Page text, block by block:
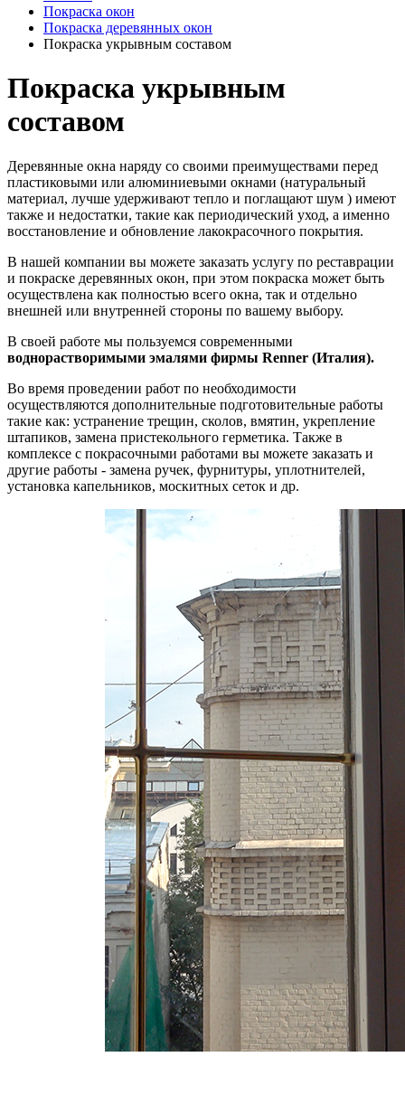
Покраска окон
Покраска деревянных окон
Покраска укрывным составом
Покраска укрывным
составом
Деревянные окна наряду со своими преимуществами перед
пластиковыми или алюминиевыми окнами (натуральный
материал, лучше удерживают тепло и поглащают шум ) имеют
также и недостатки, такие как периодический уход, а именно
восстановление и обновление лакокрасочного покрытия.
В нашей компании вы можете заказать услугу по реставрации
и покраске деревянных окон, при этом покраска может быть
осуществлена как полностью всего окна, так и отдельно
внешней или внутренней стороны по вашему выбору.
В своей работе мы пользуемся современными
воднорастворимыми эмалями фирмы Renner (Италия).
Во время проведении работ по необходимости
осуществляются дополнительные подготовительные работы
такие как: устранение трещин, сколов, вмятин, укрепление
штапиков, замена пристекольного герметика. Также в
комплексе с покрасочными работами вы можете заказать и
другие работы - замена ручек, фурнитуры, уплотнителей,
установка капельников, москитных сеток и др.